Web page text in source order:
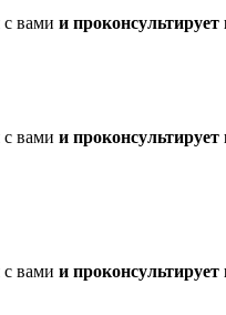
вами и
вами и
вами и